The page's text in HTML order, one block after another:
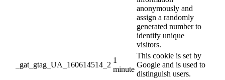
anonymously and
assign a randomly
generated number to
identify unique
visitors.
_gat_gtag_UA_160614514_2
1
minute
This cookie is set by
Google and is used to
distinguish users.